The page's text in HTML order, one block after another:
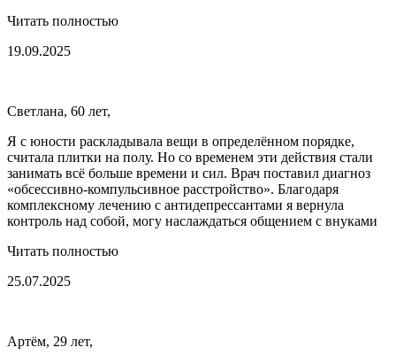
Читать полностью
19.09.2025
Светлана, 60 лет,
Я с юности раскладывала вещи в определённом порядке,
считала плитки на полу. Но со временем эти действия стали
занимать всё больше времени и сил. Врач поставил диагноз
«обсессивно-компульсивное расстройство». Благодаря
комплексному лечению с антидепрессантами я вернула
контроль над собой, могу наслаждаться общением с внуками
Читать полностью
25.07.2025
Артём, 29 лет,